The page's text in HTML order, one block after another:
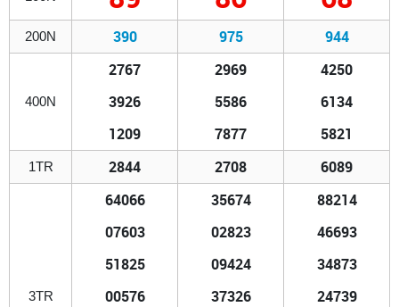
200N 390 975 944
400N
2767
3926
1209
2969
5586
7877
4250
6134
5821
1TR 2844 2708 6089
3TR
64066
07603
51825
00576
35674
02823
09424
37326
88214
46693
34873
24739